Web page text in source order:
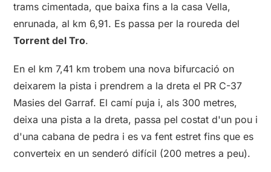
trams cimentada, que baixa fins a la casa Vella,
enrunada, al km 6,91. Es passa per la roureda del
Torrent del Tro.
En el km 7,41 km trobem una nova bifurcació on
deixarem la pista i prendrem a la dreta el PR C-37
Masies del Garraf. El camí puja i, als 300 metres,
deixa una pista a la dreta, passa pel costat d'un pou i
d'una cabana de pedra i es va fent estret fins que es
converteix en un senderó difícil (200 metres a peu).